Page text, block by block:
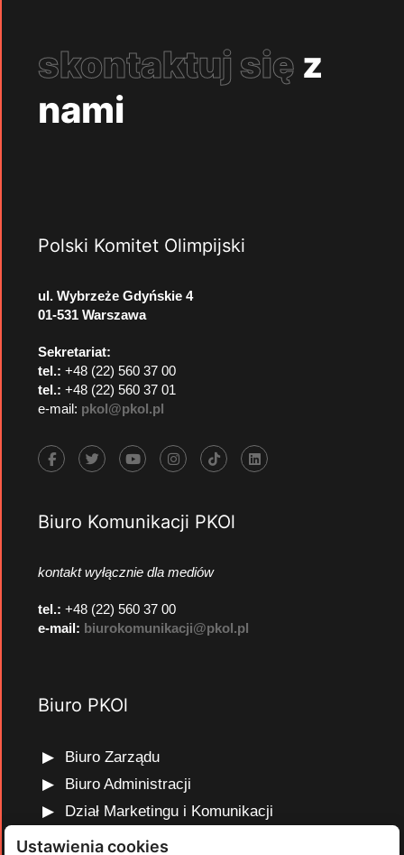
skontaktuj się z
nami
Polski Komitet Olimpijski
ul. Wybrzeże Gdyńskie 4
01-531 Warszawa
Sekretariat:
tel.: +48 (22) 560 37 00
tel.: +48 (22) 560 37 01
e-mail: pkol@pkol.pl
Biuro Komunikacji PKOl
kontakt wyłącznie dla mediów
tel.: +48 (22) 560 37 00
e-mail: biurokomunikacji@pkol.pl
Biuro PKOl
Biuro Zarządu
Biuro Administracji
Dział Marketingu i Komunikacji
Dział Edukacji Olimpijskiej
Ustawienia cookies